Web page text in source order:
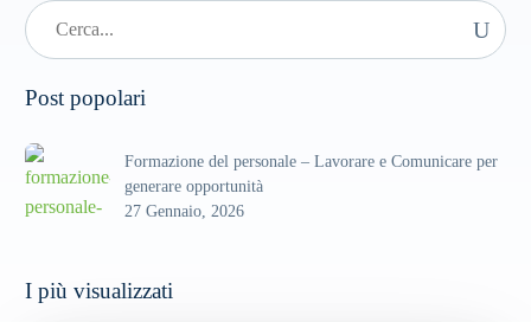
Post popolari
Formazione del personale – Lavorare e Comunicare per
generare opportunità
27 Gennaio, 2026
I più visualizzati